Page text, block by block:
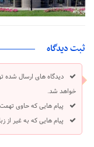
ثبت دیدگاه
دیدگاه های ارسال شده
خواهد شد.
پیام هایی که حاوی
پیام هایی که به غیر از